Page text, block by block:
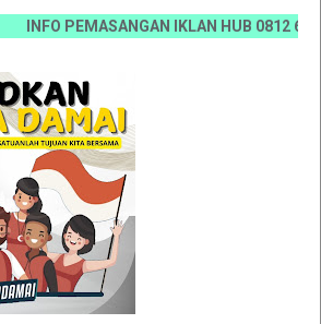
INFO PEMASANGAN IKLAN HUB 0812